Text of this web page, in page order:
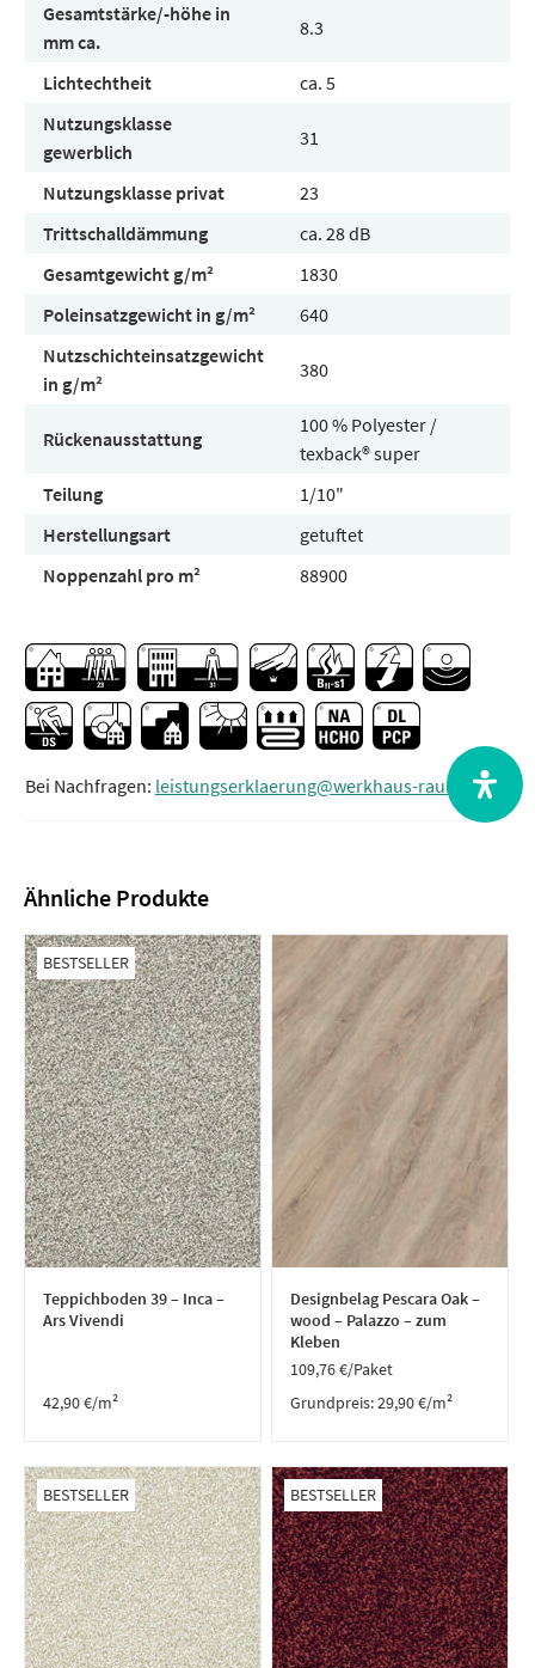
Gesamtstärke/-höhe in
mm ca.
8.3
Lichtechtheit
ca. 5
Nutzungsklasse
gewerblich
31
Nutzungsklasse privat
23
Trittschalldämmung
ca. 28 dB
Gesamtgewicht g/m²
1830
Poleinsatzgewicht in g/m²
640
Nutzschichteinsatzgewicht
in g/m²
380
Rückenausstattung
100 % Polyester /
texback® super
Teilung
1/10"
Herstellungsart
getuftet
Noppenzahl pro m²
88900
Bei Nachfragen: leistungserklaerung@werkhaus-raum.de
Ähnliche Produkte
BESTSELLER
Teppichboden 39 – Inca –
Ars Vivendi
42,90€/m²
Designbelag Pescara Oak –
wood – Palazzo – zum
Kleben
109,76€/Paket
Grundpreis:29,90€/m²
BESTSELLER BESTSELLER